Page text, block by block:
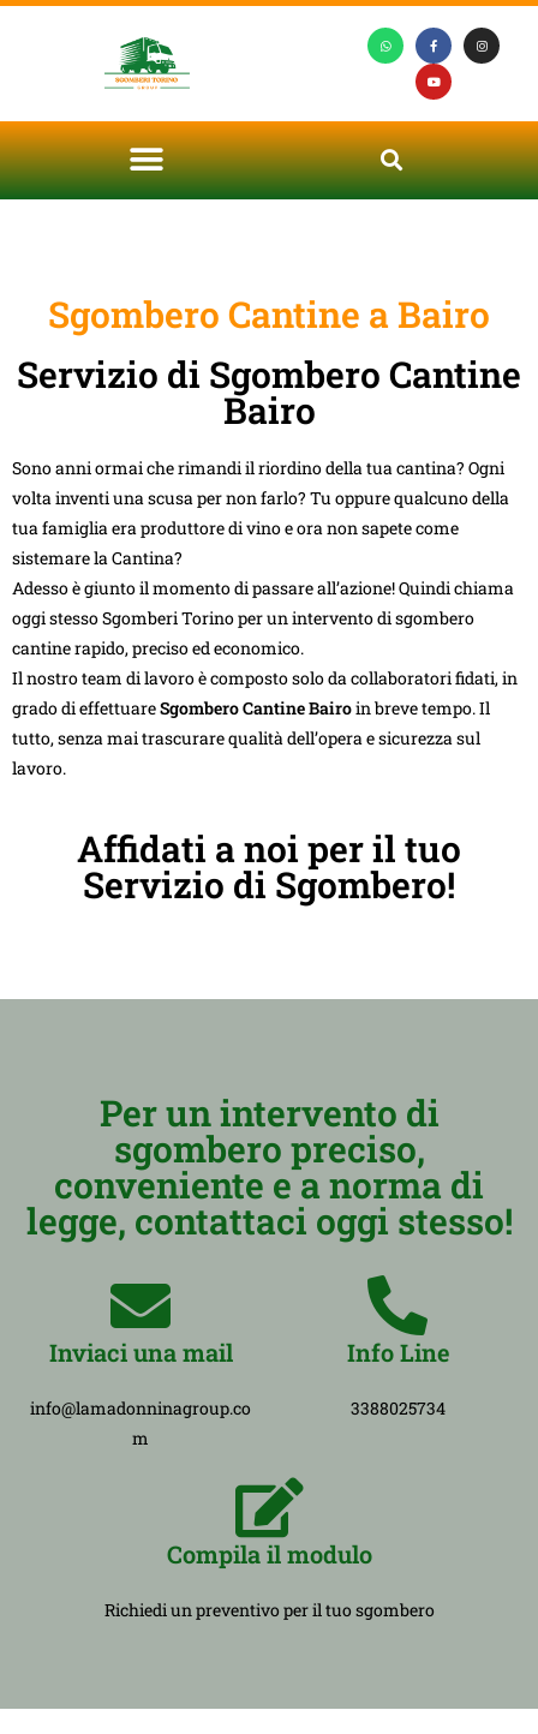
Sgombero Cantine a Bairo
Servizio di Sgombero Cantine
Bairo
Sono anni ormai che rimandi il riordino della tua cantina? Ogni
volta inventi una scusa per non farlo? Tu oppure qualcuno della
tua famiglia era produttore di vino e ora non sapete come
sistemare la Cantina?
Adesso è giunto il momento di passare all’azione! Quindi chiama
oggi stesso Sgomberi Torino per un intervento di sgombero
cantine rapido, preciso ed economico.
Il nostro team di lavoro è composto solo da collaboratori fidati, in
grado di effettuareSgombero Cantine Bairoin breve tempo. Il
tutto, senza mai trascurare qualità dell’opera e sicurezza sul
lavoro.
Affidati a noi per il tuo
Servizio di Sgombero!
Per un intervento di
sgombero preciso,
conveniente e a norma di
legge, contattaci oggi stesso!
Inviaci una mail
info@lamadonninagroup.co
m
Info Line
3388025734
Compila il modulo
Richiedi un preventivo per il tuo sgombero